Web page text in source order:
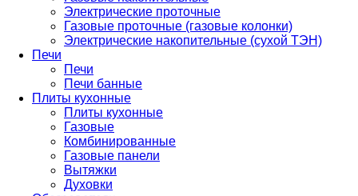
Электрические проточные
Газовые проточные (газовые колонки)
Электрические накопительные (сухой ТЭН)
Печи
Печи
Печи банные
Плиты кухонные
Плиты кухонные
Газовые
Комбинированные
Газовые панели
Вытяжки
Духовки